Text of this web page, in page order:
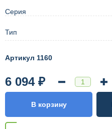
Серия
Тип
Артикул 1160
6 094 ₽
В корзину